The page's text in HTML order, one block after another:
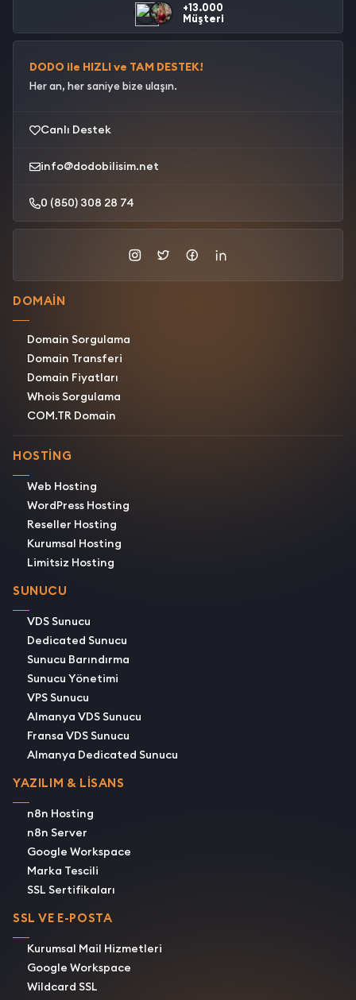
+13.000
Müşteri
DODO ile HIZLI ve TAM DESTEK!
Her an, her saniye bize ulaşın.
Canlı Destek
info@dodobilisim.net
0 (850) 308 28 74
DOMAIN
Domain Sorgulama
Domain Transferi
Domain Fiyatları
Whois Sorgulama
COM.TR Domain
HOSTING
Web Hosting
WordPress Hosting
Reseller Hosting
Kurumsal Hosting
Limitsiz Hosting
SUNUCU
VDS Sunucu
Dedicated Sunucu
Sunucu Barındırma
Sunucu Yönetimi
VPS Sunucu
Almanya VDS Sunucu
Fransa VDS Sunucu
Almanya Dedicated Sunucu
YAZILIM & LİSANS
n8n Hosting
n8n Server
Google Workspace
Marka Tescili
SSL Sertifikaları
SSL VE E-POSTA
Kurumsal Mail Hizmetleri
Google Workspace
Wildcard SSL